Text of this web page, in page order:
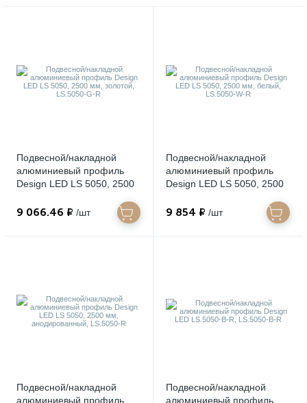
Подвесной/накладной
алюминиевый профиль
Design LED LS 5050, 2500
9 066.46 ₽ /шт
Подвесной/накладной
алюминиевый профиль
Design LED LS 5050, 2500
9 854 ₽ /шт
Подвесной/накладной
алюминиевый профиль
Подвесной/накладной
алюминиевый профиль